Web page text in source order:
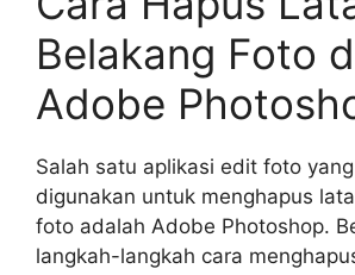
Belakang Foto
Adobe
Salah satu aplikasi edit foto
digunakan untuk menghapus
foto adalah Adobe Photoshop.
langkah-langkah cara